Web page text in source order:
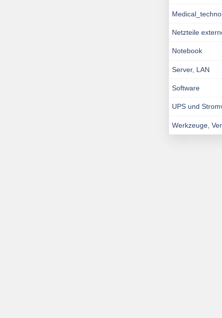
Netzteile
Notebook
Server, LAN
Software
UPS und
Werkzeuge,